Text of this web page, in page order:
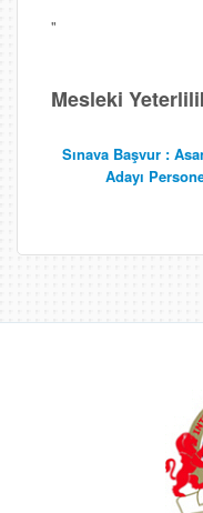
"
Mesleki
Sınava Başvur :
Adayı